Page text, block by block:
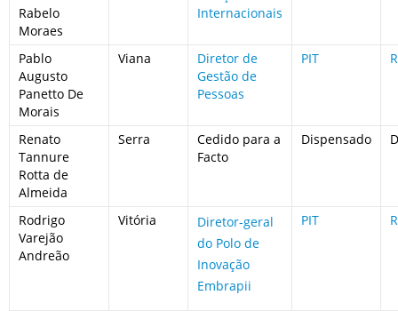
Rabelo
Moraes
Internacionais
Pablo
Augusto
Panetto De
Morais
Viana
Diretor de
Gestão de
Pessoas
PIT
Renato
Tannure
Rotta de
Almeida
Serra
Cedido para a
Facto
Dispensado
Rodrigo
Varejão
Andreão
Vitória
Diretor-geral
do Polo de
Inovação
Embrapii
PIT